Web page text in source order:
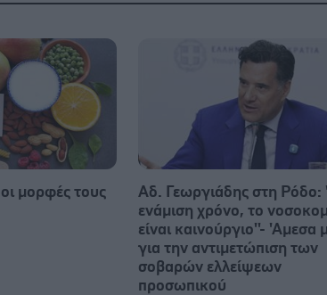
οι μορφές τους
Αδ. Γεωργιάδης στη Ρόδο:
ενάμιση χρόνο, το
είναι καινούργιο''- 'Αμεσα
για την αντιμετώπιση των
σοβαρών ελλείψεων
προσωπικού